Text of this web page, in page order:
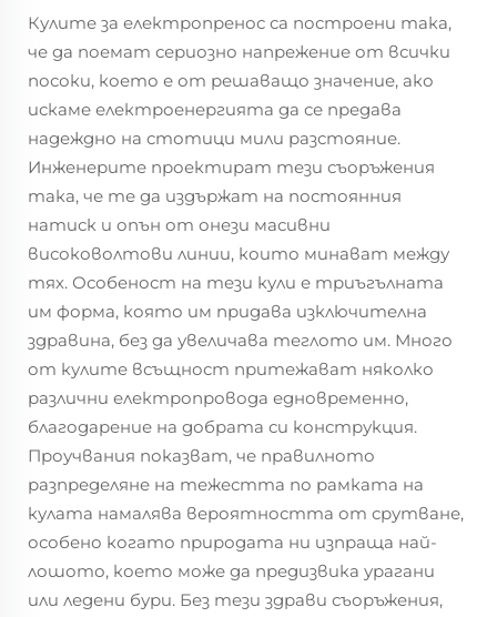
Кулите за електропренос са построени така,
че да поемат сериозно напрежение от всички
посоки, което е от решаващо значение, ако
искаме електроенергията да се предава
надеждно на стотици мили разстояние.
Инженерите проектират тези съоръжения
така, че те да издържат на постоянния
натиск и опън от онези масивни
високоволтови линии, които минават между
тях. Особеност на тези кули е триъгълната
им форма, която им придава изключителна
здравина, без да увеличава теглото им. Много
от кулите всъщност притежават няколко
различни електропровода едновременно,
благодарение на добрата си конструкция.
Проучвания показват, че правилното
разпределяне на тежестта по рамката на
кулата намалява вероятността от срутване,
особено когато природата ни изпраща най-
лошото, което може да предизвика урагани
или ледени бури. Без тези здрави съоръжения,